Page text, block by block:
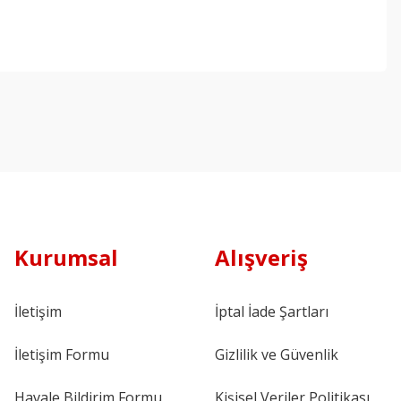
Kurumsal
İletişim
İletişim Formu
Alışveriş
İptal İade Şartları
Gizlilik ve Güvenlik